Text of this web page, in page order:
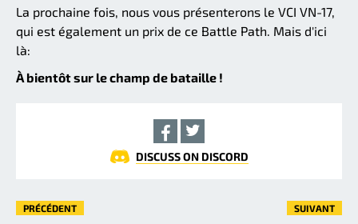
La prochaine fois, nous vous présenterons le VCI VN-17,
qui est également un prix de ce Battle Path. Mais d'ici
là:
À bientôt sur le champ de bataille !
DISCUSS ON DISCORD
PRÉCÉDENT SUIVANT